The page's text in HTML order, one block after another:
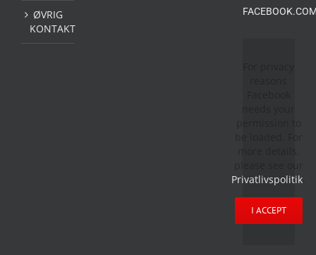
ØVRIG
KONTAKT
Privatlivspolitik
I ACCEPT